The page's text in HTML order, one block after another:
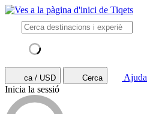
ca / USD Cerca
Ajuda
Inicia la sessió